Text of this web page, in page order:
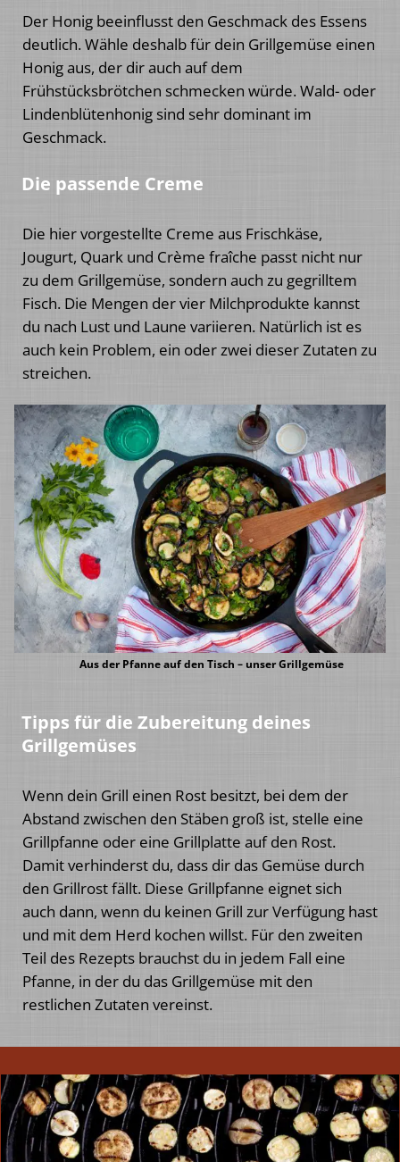
Der Honig beeinflusst den Geschmack des Essens
deutlich. Wähle deshalb für dein Grillgemüse einen
Honig aus, der dir auch auf dem
Frühstücksbrötchen schmecken würde. Wald- oder
Lindenblütenhonig sind sehr dominant im
Geschmack.
Die passende Creme
Die hier vorgestellte Creme aus Frischkäse,
Jougurt, Quark und Crème fraîche passt nicht nur
zu dem Grillgemüse, sondern auch zu gegrilltem
Fisch. Die Mengen der vier Milchprodukte kannst
du nach Lust und Laune variieren. Natürlich ist es
auch kein Problem, ein oder zwei dieser Zutaten zu
streichen.
Aus der Pfanne auf den Tisch – unser Grillgemüse
Tipps für die Zubereitung deines
Grillgemüses
Wenn dein Grill einen Rost besitzt, bei dem der
Abstand zwischen den Stäben groß ist, stelle eine
Grillpfanne oder eine Grillplatte auf den Rost.
Damit verhinderst du, dass dir das Gemüse durch
den Grillrost fällt. Diese Grillpfanne eignet sich
auch dann, wenn du keinen Grill zur Verfügung hast
und mit dem Herd kochen willst. Für den zweiten
Teil des Rezepts brauchst du in jedem Fall eine
Pfanne, in der du das Grillgemüse mit den
restlichen Zutaten vereinst.